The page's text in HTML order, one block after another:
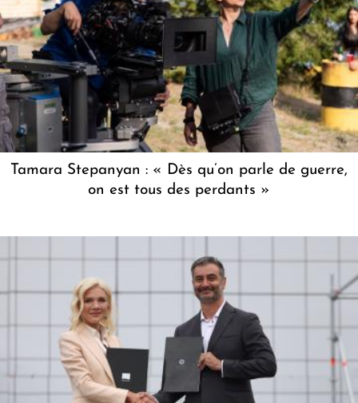
Tamara Stepanyan : « Dès qu’on parle de guerre,
on est tous des perdants »